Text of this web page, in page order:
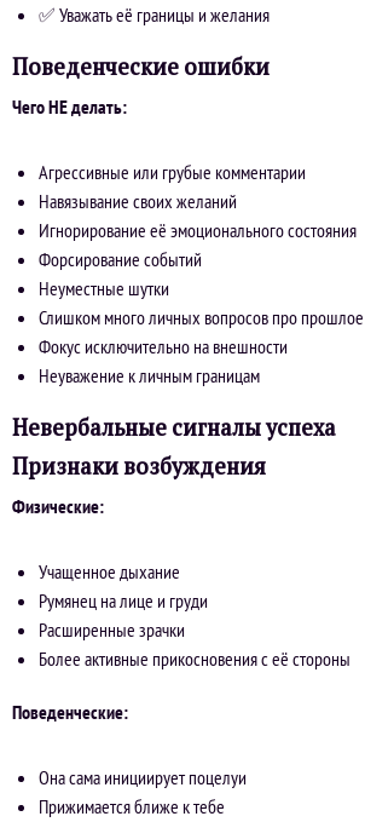
✅ Уважать её границы и желания
Поведенческие ошибки
Чего НЕ делать:
Агрессивные или грубые комментарии
Навязывание своих желаний
Игнорирование её эмоционального состояния
Форсирование событий
Неуместные шутки
Слишком много личных вопросов про прошлое
Фокус исключительно на внешности
Неуважение к личным границам
Невербальные сигналы успеха
Признаки возбуждения
Физические:
Учащенное дыхание
Румянец на лице и груди
Расширенные зрачки
Более активные прикосновения с её стороны
Поведенческие:
Она сама инициирует поцелуи
Прижимается ближе к тебе